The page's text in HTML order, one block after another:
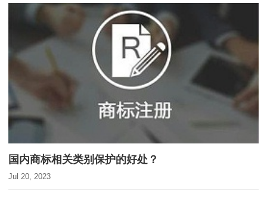
国内商标相关类别保护的好处？
Jul 20, 2023